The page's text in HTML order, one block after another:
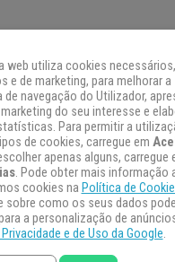
web utiliza cookies necessários,
e de marketing, para melhorar a
de navegação do Utilizador,
do seu interesse e
Para permitir a
de cookies, carregue em
apenas alguns, carregue
. Pode obter mais informação
cookies na Política de
sobre como os seus dados
a personalização de
e de Uso da Google.